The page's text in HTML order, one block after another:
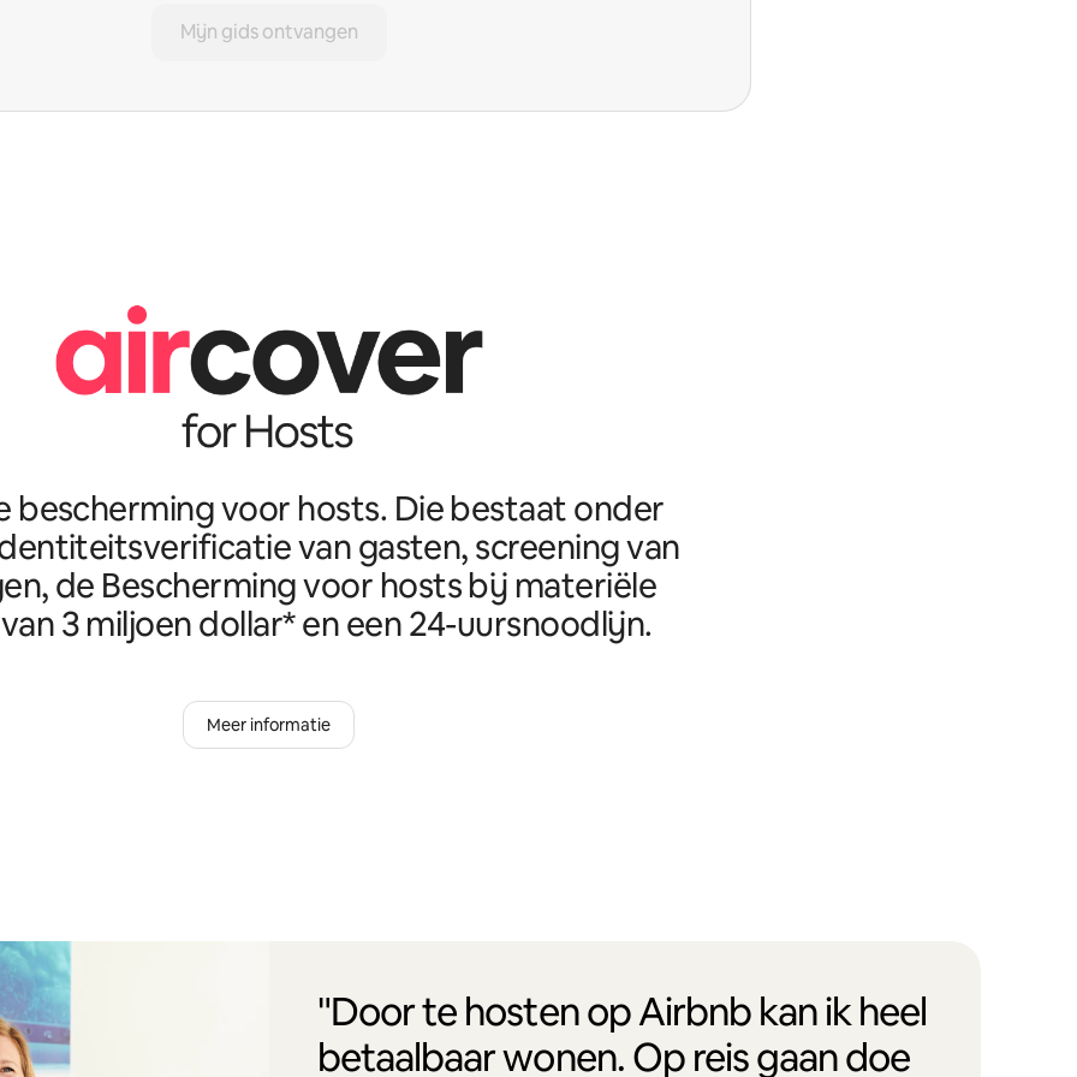
Mijn gids ontvangen
bescherming voor hosts. Die bestaat onder
van gasten, screening van
de Bescherming voor hosts bij materiële
3 miljoen dollar* en een 24-uursnoodlijn.
Meer informatie
"Door te hosten op Airbnb kan ik heel
betaalbaar wonen. Op reis gaan doe